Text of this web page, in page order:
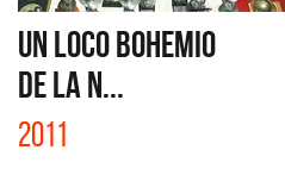
UN LOCO BOHEMIO
DE LA N...
2011